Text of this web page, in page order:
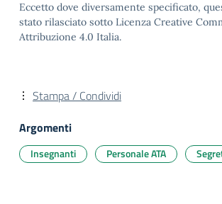
Eccetto dove diversamente specificato,
stato rilasciato sotto Licenza Creative
Attribuzione 4.0 Italia.
Stampa / Condividi
Argomenti
Insegnanti Personale ATA